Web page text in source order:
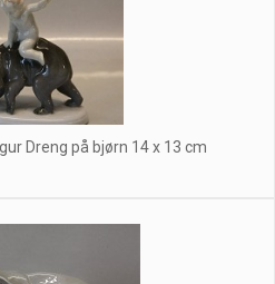
Dreng på bjørn 14 x 13 cm